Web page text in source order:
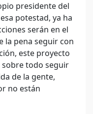
presidente del
potestad, ya ha
serán en el
la pena seguir con
este proyecto
sobre todo seguir
de la gente,
no están